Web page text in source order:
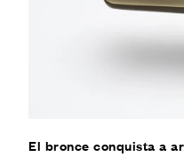
El bronce conquista a